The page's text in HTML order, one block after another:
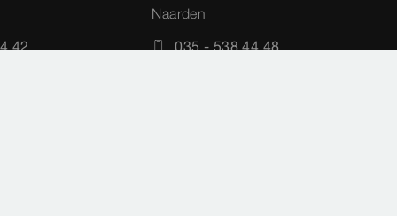
42
Naarden
035 - 538 44 48